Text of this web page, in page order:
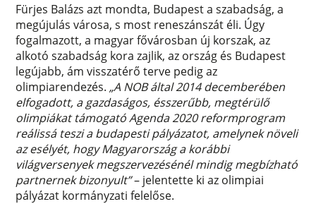
Fürjes Balázs azt mondta, Budapest a szabadság, a
megújulás városa, s most reneszánszát éli. Úgy
fogalmazott, a magyar fővárosban új korszak, az
alkotó szabadság kora zajlik, az ország és Budapest
legújabb, ám visszatérő terve pedig az
olimpiarendezés.„A NOB által 2014 decemberében
elfogadott, a gazdaságos, ésszerűbb, megtérülő
olimpiákat támogató Agenda 2020 reformprogram
reálissá teszi a budapesti pályázatot, amelynek növeli
az esélyét, hogy Magyarország a korábbi
világversenyek megszervezésénél mindig megbízható
partnernek bizonyult”– jelentette ki az olimpiai
pályázat kormányzati felelőse.